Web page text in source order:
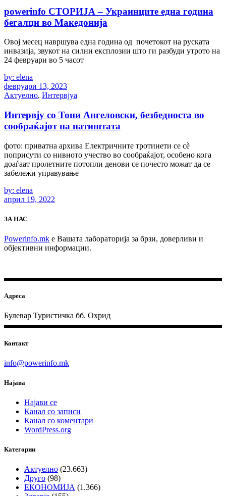
powerinfo СТОРИЈА – Украинците една година
бегалци во Македонија
Овој месец навршува една година од почетокот на руската
инвазија, звукот на силни експлозии што ги разбуди утрото на
24 февруари во 5 часот
by: elena
февруари 13, 2023
Актуелно, Интервјуа
Интервју со Тони Ангеловски, безбедноста во
сообраќајот на патиштата
фото: приватна архива Електричните тротинети се сè
поприсути со нивното учество во сообраќајот, особено кога
доаѓаат пролетните потопли денови се почесто можат да се
забележи управување
by: elena
април 19, 2022
ЗА НАС
Powerinfo.mk e Вашата лабораторија за брзи, доверливи и
објективни информации.
Адреса
Булевар Туристичка бб. Охрид
Контакт
info@powerinfo.mk
Најава
Најави се
Канал со записи
Канал со коментари
WordPress.org
Категории
Актуелно (23.663)
Друго (98)
ЕКОНОМИЈА (1.366)